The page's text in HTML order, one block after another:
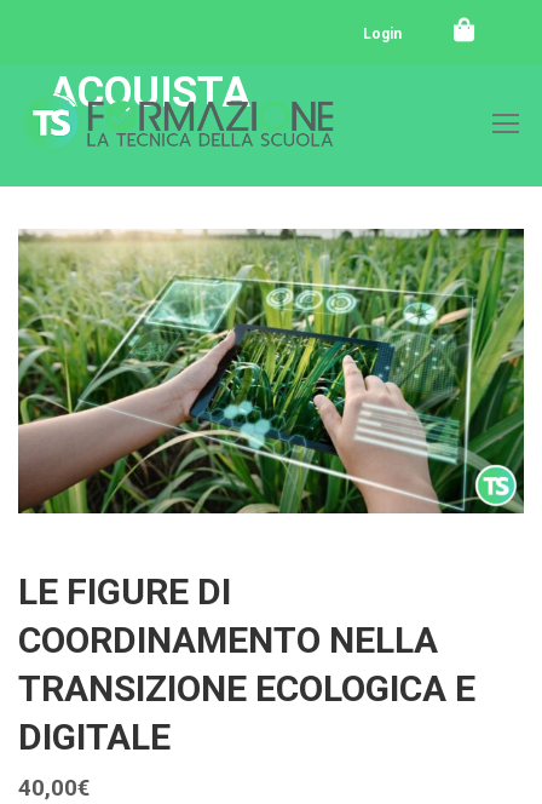
Login
ACQUISTA
LE FIGURE DI
COORDINAMENTO NELLA
TRANSIZIONE ECOLOGICA E
DIGITALE
40,00€